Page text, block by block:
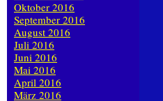
Oktober 2016
September 2016
August 2016
Juli 2016
Juni 2016
Mai 2016
April 2016
März 2016